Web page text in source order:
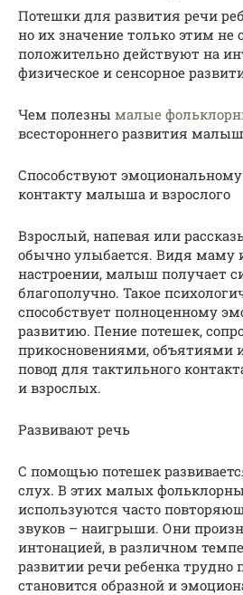
Потешки для развития речи
но их значение только этим не
положительно действуют на
физическое и сенсорное
Чем полезны малые
всестороннего развития
Способствуют
контакту малыша и взрослого
Взрослый, напевая или
обычно улыбается. Видя маму
настроении, малыш получает
благополучно. Такое
способствует полноценному
развитию. Пение потешек,
прикосновениями, объятиями
повод для тактильного
и взрослых.
Развивают речь
С помощью потешек
слух. В этих малых
используются часто
звуков – наигрыши. Они
интонацией, в различном
развитии речи ребенка трудно
становится образной и